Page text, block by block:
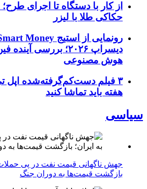
از کار با دستگاه تا اجرای
حکاکی طلا با لیزر
دیسراپ ۲۰۲۶؛ بررسی
هوش مصنوعی
۳ فیلم دست‌کم‌گرفته‌شده اپل
هفته باید تماشا کنید
سیاسی
جهش ناگهانی قیمت نفت در پی حملات
بازگشت قیمت‌ها به دوران جنگ